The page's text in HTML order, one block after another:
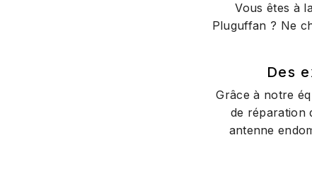
Vous êtes à
Pluguffan ? Ne
Des
Grâce à notre
de réparation
antenne